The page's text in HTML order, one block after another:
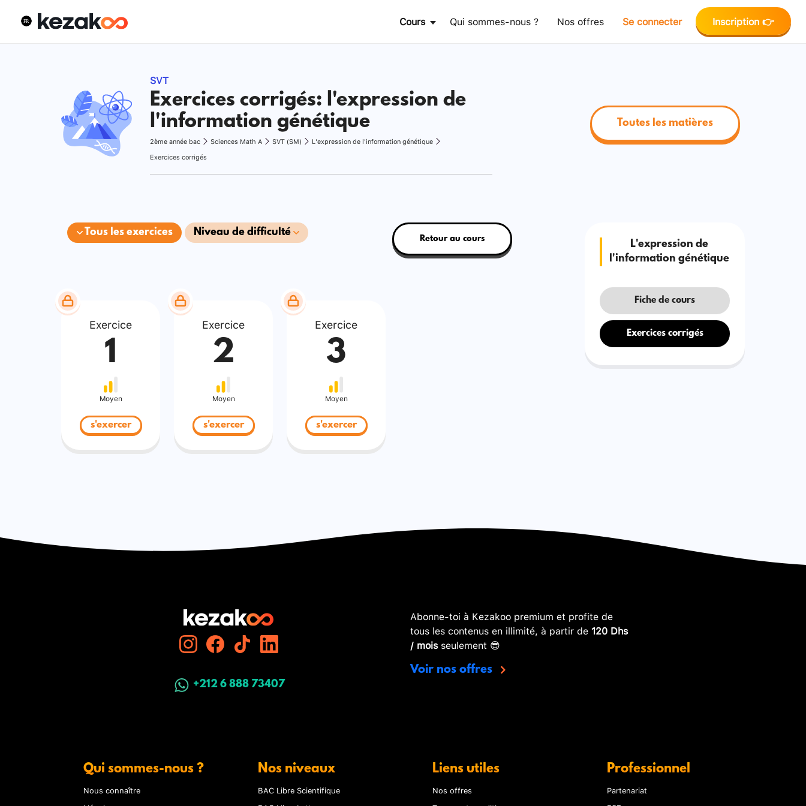
Cours Qui sommes-nous ? Nos offres Se connecter Inscription 👉
SVT
Exercices corrigés: l'expression de
l'information génétique
2ème année bac Sciences Math A SVT (SM)
L'expression de l'information génétique
Exercices corrigés
Toutes les matières
Tous les exercices Niveau de difficulté
Retour au cours
Exercice
1
Moyen
s'exercer
Exercice
2
Moyen
s'exercer
Exercice
3
Moyen
s'exercer
L'expression de
l'information génétique
Fiche de cours
Exercices corrigés
+212 6 888 73407
Abonne-toi à Kezakoo premium et profite de
tous les contenus en illimité, à partir de 120 Dhs
/ moisseulement 😎
Voir nos offres
Qui sommes-nous ?
Nous connaître
Nos niveaux
BAC Libre Scientifique
Liens utiles
Nos offres
Professionnel
Partenariat